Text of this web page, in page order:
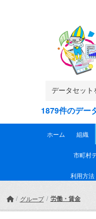
1879件のデー
ホーム 組織
市町村
利用方
グループ 労働・賃金